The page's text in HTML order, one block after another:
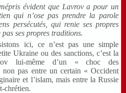
évident que Lavrov a pour un
qui n’ose pas prendre la parole
persécutés, qui renie ses propres
pas ses propres traditions.
ici, ce n’est pas une simple
Ukraine ou des sanctions, c’est la
lui-même d’un « choc des
pas entre un certain « Occident
et l’islam, mais entre la Russie
chrétien.